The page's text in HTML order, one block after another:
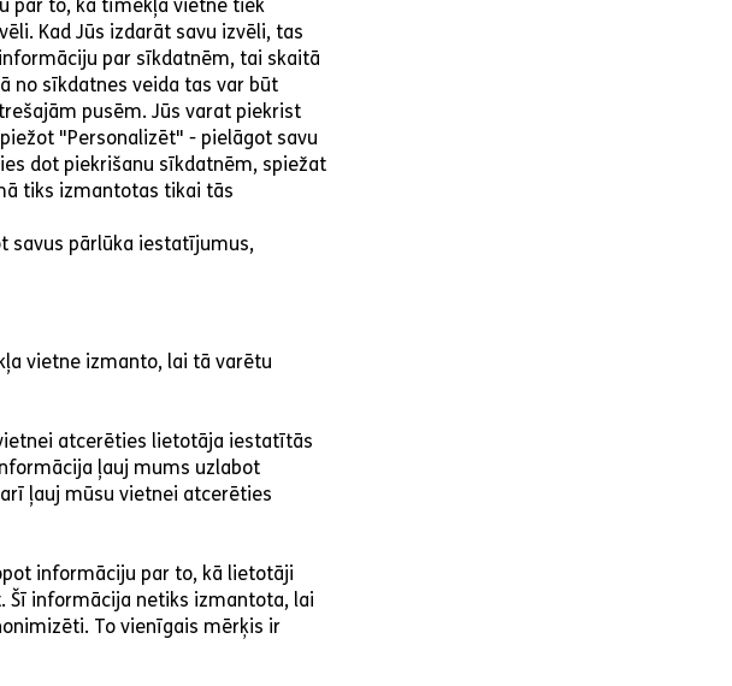
par to, ka tīmekļa vietnē tiek
Kad Jūs izdarāt savu izvēli, tas
par sīkdatnēm, tai skaitā
no sīkdatnes veida tas var būt
pusēm. Jūs varat piekrist
"Personalizēt" - pielāgot savu
dot piekrišanu sīkdatnēm, spiežat
tiks izmantotas tikai tās
savus pārlūka iestatījumus,
vietne izmanto, lai tā varētu
atcerēties lietotāja iestatītās
ļauj mums uzlabot
ļauj mūsu vietnei atcerēties
informāciju par to, kā lietotāji
Šī informācija netiks izmantota, lai
To vienīgais mērķis ir